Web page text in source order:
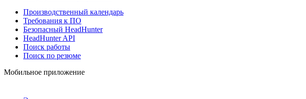
Производственный календарь
Требования к ПО
Безопасный HeadHunter
HeadHunter API
Поиск работы
Поиск по резюме
Мобильное приложение